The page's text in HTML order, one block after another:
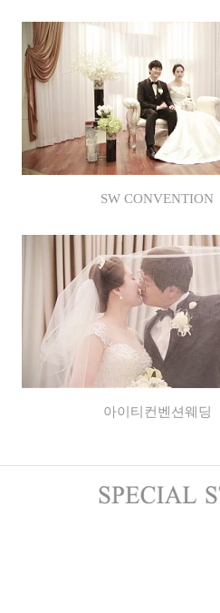
SW CONVENTION
아이티컨벤션웨딩